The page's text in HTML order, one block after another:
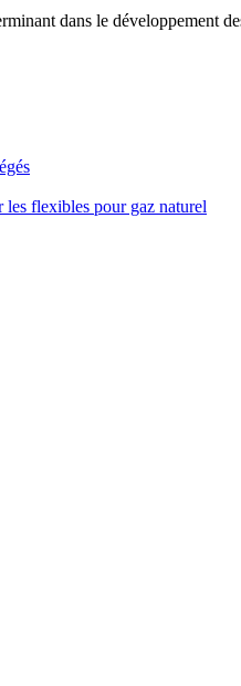
dans le développement
flexibles pour gaz naturel